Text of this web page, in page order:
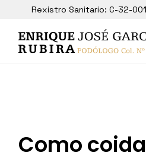
Rexistro Sanitario: C-32-
Como